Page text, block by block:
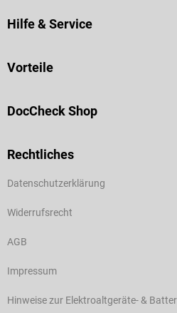
Hilfe & Service
Vorteile
DocCheck Shop
Rechtliches
Datenschutzerklärung
Widerrufsrecht
AGB
Impressum
Hinweise zur Elektroaltgeräte- &